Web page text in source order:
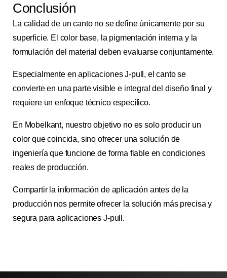
Conclusión
La calidad de un canto no se define únicamente por su
superficie. El color base, la pigmentación interna y la
formulación del material deben evaluarse conjuntamente.
Especialmente en aplicaciones J-pull, el canto se
convierte en una parte visible e integral del diseño final y
requiere un enfoque técnico específico.
En Mobelkant, nuestro objetivo no es solo producir un
color que coincida, sino ofrecer una solución de
ingeniería que funcione de forma fiable en condiciones
reales de producción.
Compartir la información de aplicación antes de la
producción nos permite ofrecer la solución más precisa y
segura para aplicaciones J-pull.